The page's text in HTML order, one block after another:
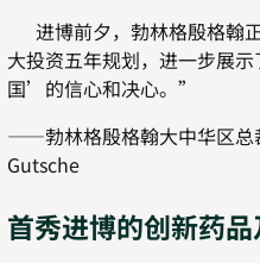
进博前夕，勃林格殷格翰
大投资五年规划，进一步展
国’的信心和决心。”
——勃林格殷格翰大中华区总
Gutsche
首秀进博的创新药